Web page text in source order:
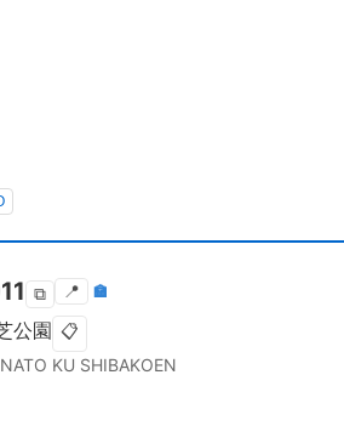
⧉ 📍 🏣
公園 📋
KU SHIBAKOEN